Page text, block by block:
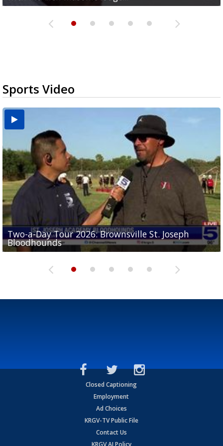
Sports Video
Two-a-Day Tour 2026: Brownsville St. Joseph
Bloodhounds
Two-a-Day Tour 2026: St. Joseph Academy
Bloodhounds
Two-a-Day Tour 2026: Sharyland Rattlers
Sit-down interview with UTRGV wide receiver
Tavian Cord
Two-a-Day Tour 2026: Raymondville Bearkats
Closed Captioning
Employment
Ad Choices
KRGV-TV Public File
Contact Us